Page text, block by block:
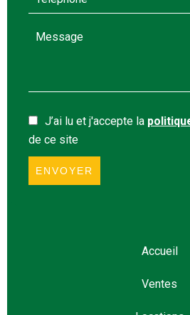
J’ai lu et j'accepte la
de ce site
ENVOYER
Accueil
Ventes